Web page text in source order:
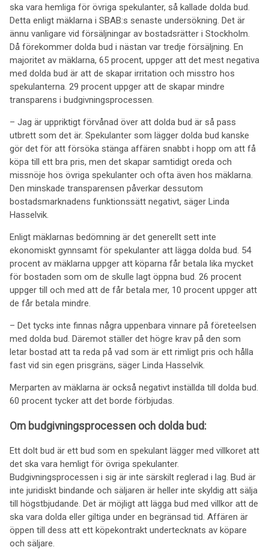
ska vara hemliga för övriga spekulanter, så kallade dolda bud.
Detta enligt mäklarna i SBAB:s senaste undersökning. Det är
ännu vanligare vid försäljningar av bostadsrätter i Stockholm.
Då förekommer dolda bud i nästan var tredje försäljning. En
majoritet av mäklarna, 65 procent, uppger att det mest negativa
med dolda bud är att de skapar irritation och misstro hos
spekulanterna. 29 procent uppger att de skapar mindre
transparens i budgivningsprocessen.
– Jag är uppriktigt förvånad över att dolda bud är så pass
utbrett som det är. Spekulanter som lägger dolda bud kanske
gör det för att försöka stänga affären snabbt i hopp om att få
köpa till ett bra pris, men det skapar samtidigt oreda och
missnöje hos övriga spekulanter och ofta även hos mäklarna.
Den minskade transparensen påverkar dessutom
bostadsmarknadens funktionssätt negativt, säger Linda
Hasselvik.
Enligt mäklarnas bedömning är det generellt sett inte
ekonomiskt gynnsamt för spekulanter att lägga dolda bud. 54
procent av mäklarna uppger att köparna får betala lika mycket
för bostaden som om de skulle lagt öppna bud. 26 procent
uppger till och med att de får betala mer, 10 procent uppger att
de får betala mindre.
– Det tycks inte finnas några uppenbara vinnare på företeelsen
med dolda bud. Däremot ställer det högre krav på den som
letar bostad att ta reda på vad som är ett rimligt pris och hålla
fast vid sin egen prisgräns, säger Linda Hasselvik.
Merparten av mäklarna är också negativt inställda till dolda bud.
60 procent tycker att det borde förbjudas.
Om budgivningsprocessen och dolda bud:
Ett dolt bud är ett bud som en spekulant lägger med villkoret att
det ska vara hemligt för övriga spekulanter.
Budgivningsprocessen i sig är inte särskilt reglerad i lag. Bud är
inte juridiskt bindande och säljaren är heller inte skyldig att sälja
till högstbjudande. Det är möjligt att lägga bud med villkor att de
ska vara dolda eller giltiga under en begränsad tid. Affären är
öppen till dess att ett köpekontrakt undertecknats av köpare
och säljare.